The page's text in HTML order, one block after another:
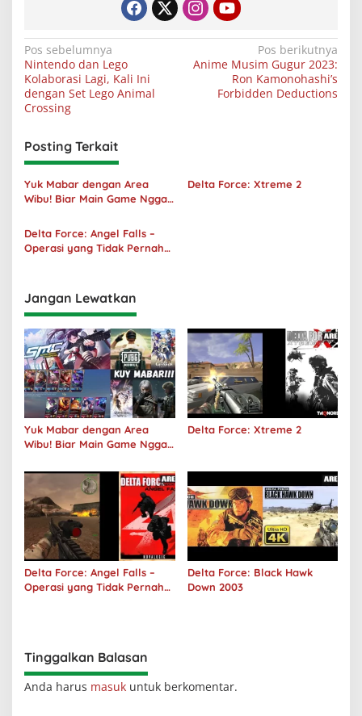
Navigasi
pos
Pos sebelumnya
Nintendo dan Lego
Kolaborasi Lagi, Kali Ini
dengan Set Lego Animal
Crossing
Pos berikutnya
Anime Musim Gugur 2023:
Ron Kamonohashi’s
Forbidden Deductions
Posting Terkait
Yuk Mabar dengan Area
Wibu! Biar Main Game Nggak
Delta Force: Xtreme 2
Delta Force: Angel Falls –
Operasi yang Tidak Pernah
Jangan Lewatkan
Yuk Mabar dengan Area
Wibu! Biar Main Game Nggak
Delta Force: Xtreme 2
Delta Force: Angel Falls –
Operasi yang Tidak Pernah
Delta Force: Black Hawk
Down 2003
Tinggalkan Balasan
Anda harus masuk untuk berkomentar.